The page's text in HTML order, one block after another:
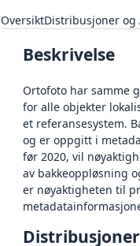
OversiktDistribusjoner og
Beskrivelse
Ortofoto har samme
for alle objekter
et referansesystem.
og er oppgitt i
før 2020, vil
av bakkeoppløsning
er nøyaktigheten til
Distribusjoner